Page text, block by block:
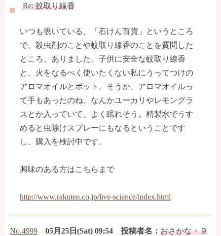
Re: 蚊取り線香
いつも覗いている、「石けん百貨」というところ
で、殺虫剤のことや蚊取り線香のことを質問した
ところ、ありました。子供に安全な蚊取り線香
と、火をなるべく使いたくない私にうってつけの
アロマオイルとポット。そうか、アロマオイルっ
て手もあったのね。なんかユーカリやレモングラ
スとか入っていて、よく眠れそう。精製水でうす
めると虫除けスプレーにもなるということです
し、購入を検討中です。
興味のある方はこちらまで
http://www.rakuten.co.jp/live-science/index.html
No.4999 05月25日(Sat) 09:54 投稿者名： おさかな・９